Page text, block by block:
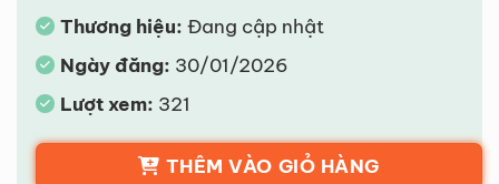
Thương hiệu: Đang cập nhật
Ngày đăng: 30/01/2026
Lượt xem: 321
THÊM VÀO GIỎ HÀNG